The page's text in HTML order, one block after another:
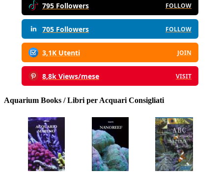
795 Followers FOLLOW
705 Followers FOLLOW
3,1K Utenti JOIN
8,8k Views/mese VISIT
Aquarium Books / Libri per Acquari Consigliati